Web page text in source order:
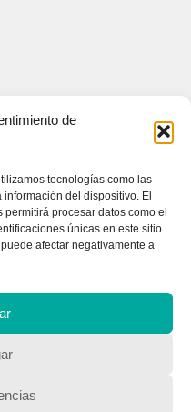
de
tecnologías como las
del dispositivo. El
procesar datos como el
únicas en este sitio.
afectar negativamente a